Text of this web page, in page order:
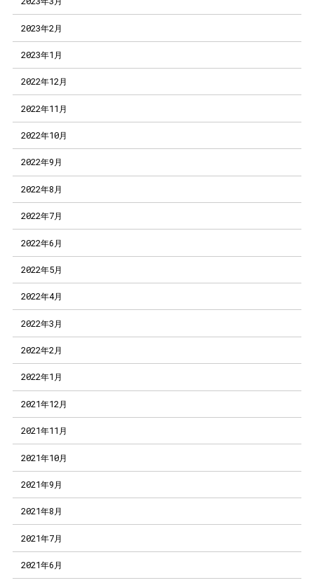
2023年2月
2023年1月
2022年12月
2022年11月
2022年10月
2022年9月
2022年8月
2022年7月
2022年6月
2022年5月
2022年4月
2022年3月
2022年2月
2022年1月
2021年12月
2021年11月
2021年10月
2021年9月
2021年8月
2021年7月
2021年6月